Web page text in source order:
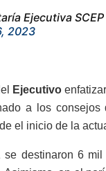
Ejecutiva SCEP
2023
Ejecutivo
a los consejos
el inicio de la
se destinaron 6